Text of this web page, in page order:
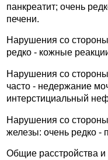
панкреатит; очень
печени.
Нарушения со
редко - кожные
Нарушения со
часто - недержание
интерстициальный
Нарушения со
железы: очень редко -
Общие расстройства